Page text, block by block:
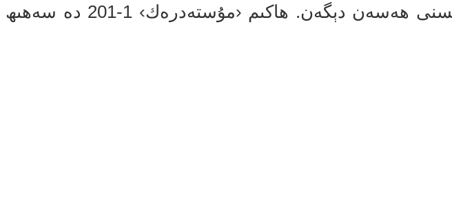
(ئەھمەد 3-201؛ ئەبۇ داۋۇد 494؛ تىرمىزى 407؛ تىرمىزى بۇ ھەدىسنى ھەسەن دېگەن. ھاكىم ‹مۇستەدرەك› 1-201 دە سەھىھ